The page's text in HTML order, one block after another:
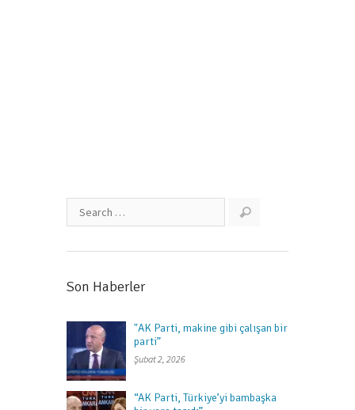
Son Haberler
"AK Parti, makine gibi çalışan bir
parti”
Şubat 2, 2026
“AK Parti, Türkiye’yi bambaşka